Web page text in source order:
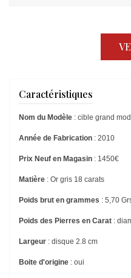
Caractéristiques
Nom du Modèle : cible grand
Année de Fabrication : 2010
Prix Neuf en Magasin : 1450€
Matière : Or gris 18 carats
Poids brut en grammes : 5,70
Poids des Pierres en Carat :
Largeur : disque 2.8 cm
Boite d'origine : oui